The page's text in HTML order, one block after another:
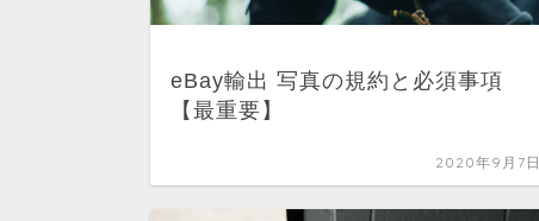
eBay輸出 写真の規約と必須事項
【最重要】
2020年9月7日